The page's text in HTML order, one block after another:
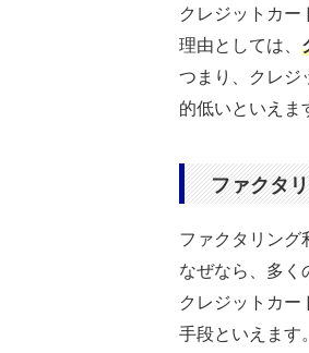
クレジットカー
理由としては、
つまり、クレジ
的低いといえま
ファクタ
ファクタリング
なぜなら、多く
クレジットカ
手段といえます。